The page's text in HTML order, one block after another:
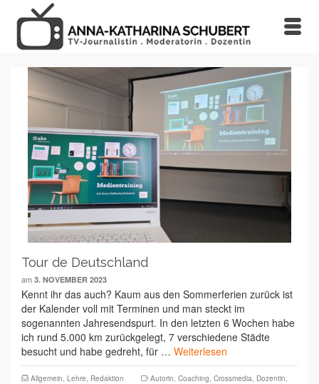
Tour de Deutschland
am 3. NOVEMBER 2023
Kennt ihr das auch? Kaum aus den Sommerferien zurück ist
der Kalender voll mit Terminen und man steckt im
sogenannten Jahresendspurt. In den letzten 6 Wochen habe
ich rund 5.000 km zurückgelegt, 7 verschiedene Städte
besucht und habe gedreht, für … Weiterlesen
Allgemein, Lehre, Redaktion Autorin, Coaching, Crossmedia, Dozentin,